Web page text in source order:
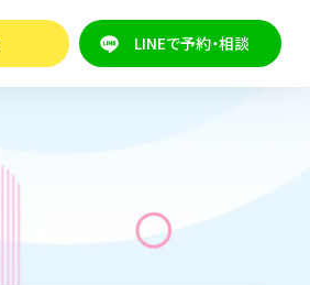
LINEで予約・相談